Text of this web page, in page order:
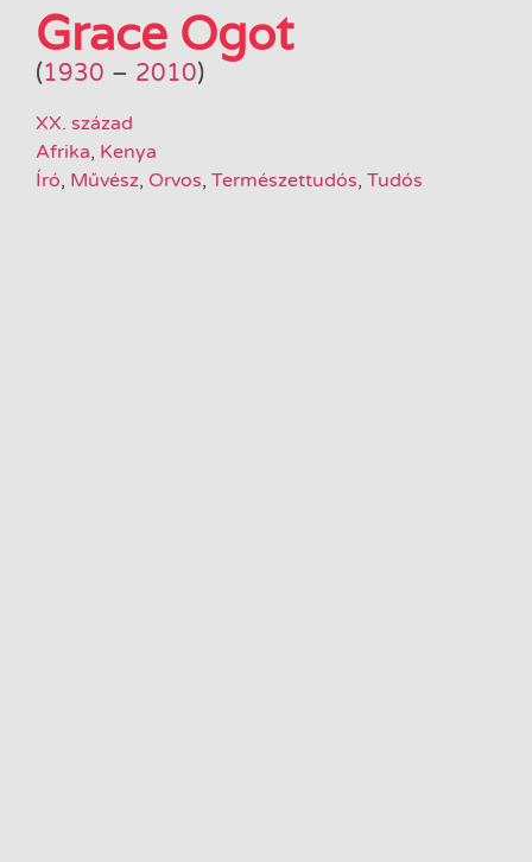
Grace Ogot
(1930 – 2010)
XX. század
Afrika, Kenya
Író, Művész, Orvos, Természettudós, Tudós